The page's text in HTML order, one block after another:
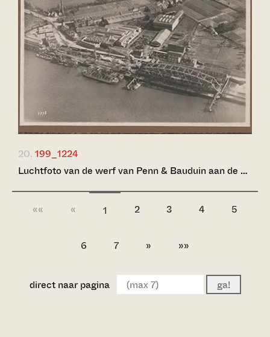
20. 199_1224
Luchtfoto van de werf van Penn & Bauduin aan de …
«« « 1 2 3 4 5
6 7 » »»
direct naar pagina ga!